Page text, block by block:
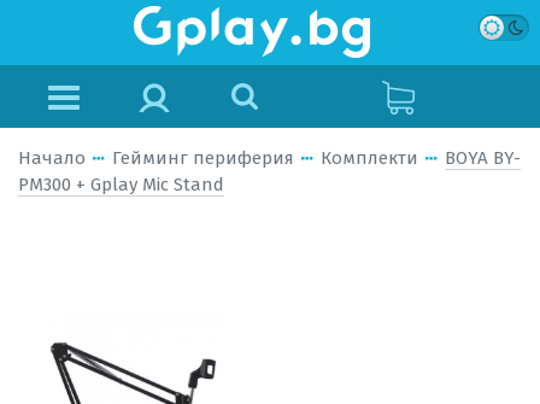
Начало Гейминг периферия Комплекти
BOYA BY-
PM300 + Gplay Mic Stand